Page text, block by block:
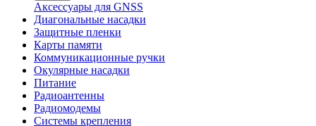
Аксессуары для GNSS
Диагональные насадки
Защитные пленки
Карты памяти
Коммуникационные ручки
Окулярные насадки
Питание
Радиоантенны
Радиомодемы
Системы крепления